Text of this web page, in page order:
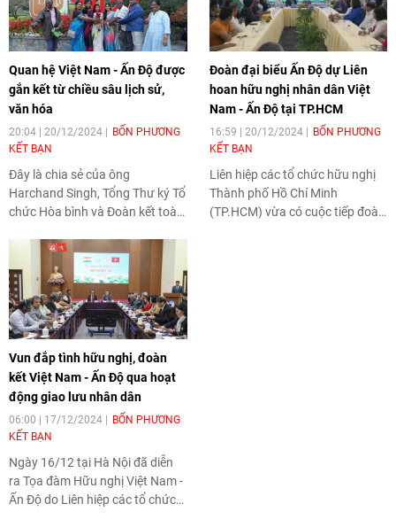
năm 2024.
Ấn Độ, đồng thời nhấn mạnh vai
trò của giao lưu nhân dân trong
thúc đẩy quan hệ hai nước.
Quan hệ Việt Nam - Ấn Độ được
gắn kết từ chiều sâu lịch sử,
văn hóa
20:04 | 20/12/2024
BỐN PHƯƠNG
KẾT BẠN
Đây là chia sẻ của ông
Harchand Singh, Tổng Thư ký Tổ
chức Hòa bình và Đoàn kết toàn
phỏng vấn phóng viên Tạp chí
Thời Đại nhân dịp tham dự Liên
hoan hữu nghị nhân dân Việt
Nam - Ấn Độ lần thứ 12. Ông
bày tỏ cảm nhận về liên kết lịch
sử và văn hóa giữa Việt Nam và
Ấn Độ, đồng thời nhấn mạnh vai
trò của giao lưu nhân dân trong
thúc đẩy quan hệ hai nước.
Đoàn đại biểu Ấn Độ dự Liên
hoan hữu nghị nhân dân Việt
Nam - Ấn Độ tại TP.HCM
16:59 | 20/12/2024
BỐN PHƯƠNG
KẾT BẠN
Liên hiệp các tổ chức hữu nghị
Thành phố Hồ Chí Minh
(TP.HCM) vừa có cuộc tiếp đoàn
Vun đắp tình hữu nghị, đoàn
kết Việt Nam - Ấn Độ qua hoạt
động giao lưu nhân dân
06:00 | 17/12/2024
BỐN PHƯƠNG
KẾT BẠN
Ngày 16/12 tại Hà Nội đã diễn
ra Tọa đàm Hữu nghị Việt Nam -
Ấn Độ do Liên hiệp các tổ chức